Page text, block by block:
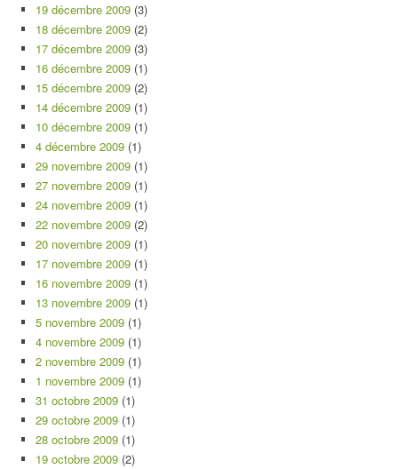
19 décembre 2009 (3)
18 décembre 2009 (2)
17 décembre 2009 (3)
16 décembre 2009 (1)
15 décembre 2009 (2)
14 décembre 2009 (1)
10 décembre 2009 (1)
4 décembre 2009 (1)
29 novembre 2009 (1)
27 novembre 2009 (1)
24 novembre 2009 (1)
22 novembre 2009 (2)
20 novembre 2009 (1)
17 novembre 2009 (1)
16 novembre 2009 (1)
13 novembre 2009 (1)
5 novembre 2009 (1)
4 novembre 2009 (1)
2 novembre 2009 (1)
1 novembre 2009 (1)
31 octobre 2009 (1)
29 octobre 2009 (1)
28 octobre 2009 (1)
19 octobre 2009 (2)